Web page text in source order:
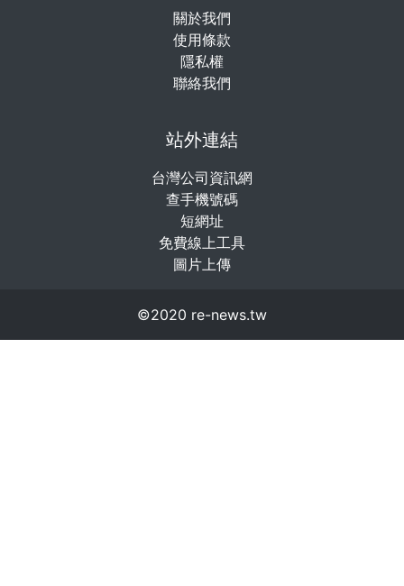
關於我們
使用條款
隱私權
聯絡我們
站外連結
台灣公司資訊網
查手機號碼
短網址
免費線上工具
圖片上傳
©2020 re-news.tw